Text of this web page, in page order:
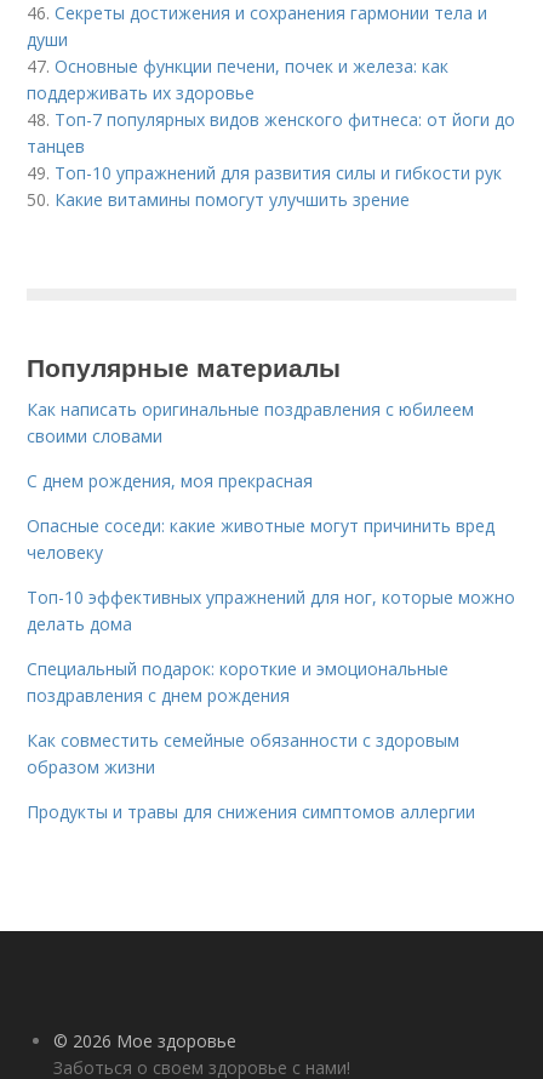
46.Секреты достижения и сохранения гармонии тела и
души
47.Основные функции печени, почек и железа: как
поддерживать их здоровье
48. Топ-7 популярных видов женского фитнеса: от йоги до
танцев
49. Топ-10 упражнений для развития силы и гибкости рук
50. Какие витамины помогут улучшить зрение
Популярные материалы
Как написать оригинальные поздравления с юбилеем
своими словами
С днем рождения, моя прекрасная
Опасные соседи: какие животные могут причинить вред
человеку
Топ-10 эффективных упражнений для ног, которые можно
делать дома
Специальный подарок: короткие и эмоциональные
поздравления с днем рождения
Как совместить семейные обязанности с здоровым
образом жизни
Продукты и травы для снижения симптомов аллергии
© 2026 Мое здоровье
Заботься о своем здоровье с нами!